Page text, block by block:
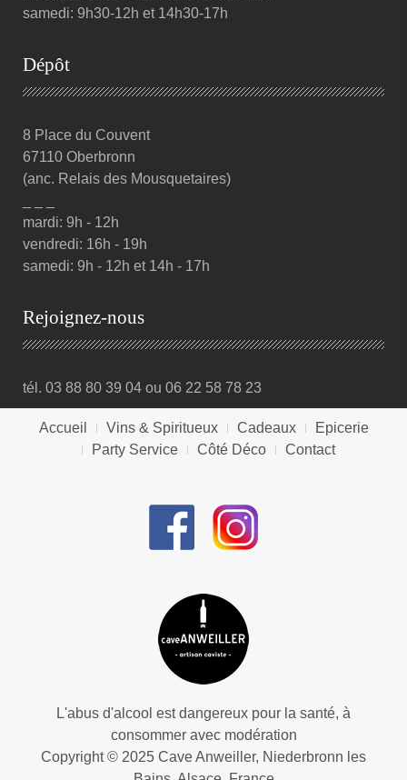
samedi: 9h30-12h et 14h30-17h
Dépôt
8 Place du Couvent
67110 Oberbronn
(anc. Relais des Mousquetaires)
mardi: 9h - 12h
vendredi: 16h - 19h
samedi: 9h - 12h et 14h - 17h
Rejoignez-nous
tél. 03 88 80 39 04 ou 06 22 58 78 23
Accueil Vins & Spiritueux Cadeaux
Epicerie
Party Service
Côté Déco Contact
L'abus d'alcool est dangereux pour la santé, à
consommer avec modération
Copyright © 2025 Cave Anweiller, Niederbronn les